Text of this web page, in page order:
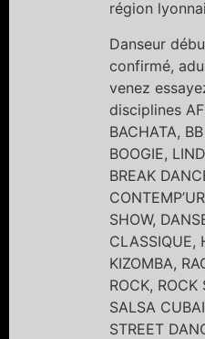
région
Danseur
confirmé,
venez
disciplines
BACHATA,
BOOGIE,
BREAK
SHOW,
CLASSIQUE,
KIZOMBA,
ROCK, ROCK
SALSA
STREET